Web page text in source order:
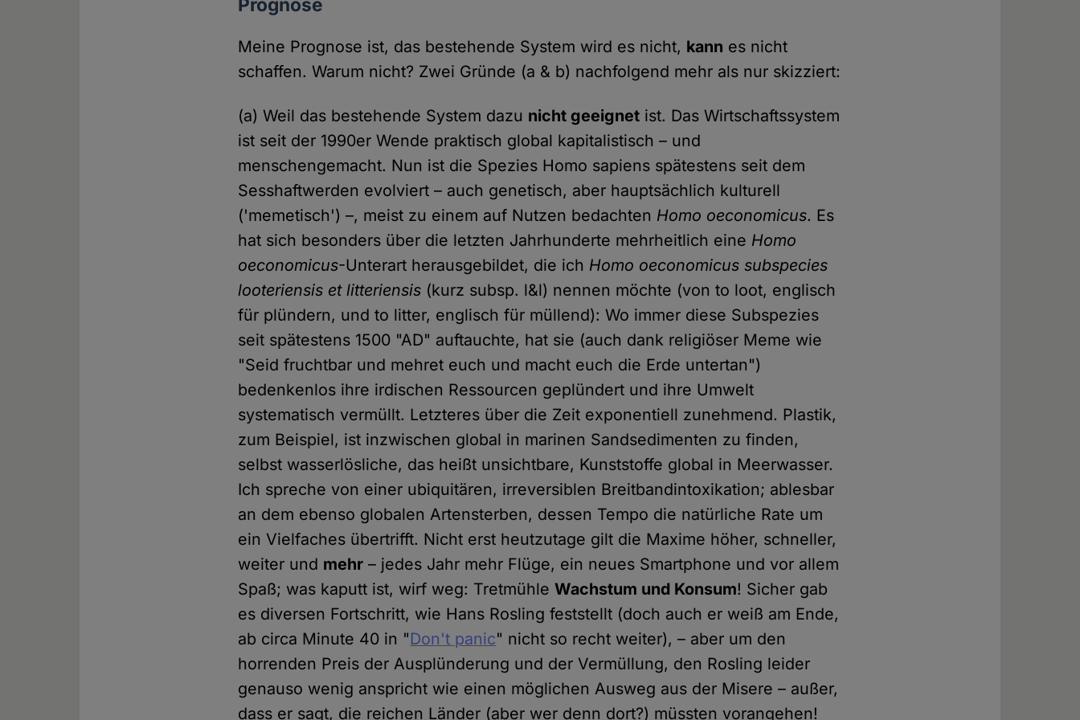
Prognose
Meine Prognose ist, das bestehende System wird es nicht, kann es nicht
schaffen. Warum nicht? Zwei Gründe (a & b) nachfolgend mehr als nur skizziert:
(a) Weil das bestehende System dazu nicht geeignet ist. Das Wirtschaftssystem
ist seit der 1990er Wende praktisch global kapitalistisch – und
menschengemacht. Nun ist die Spezies Homo sapiens spätestens seit dem
Sesshaftwerden evolviert – auch genetisch, aber hauptsächlich kulturell
('memetisch') –, meist zu einem auf Nutzen bedachten Homo oeconomicus. Es
hat sich besonders über die letzten Jahrhunderte mehrheitlich eine Homo
oeconomicus-Unterart herausgebildet, die ich Homo oeconomicus subspecies
looteriensis et litteriensis (kurz subsp. l&l) nennen möchte (von to loot, englisch
für plündern, und to litter, englisch für müllend): Wo immer diese Subspezies
seit spätestens 1500 "AD" auftauchte, hat sie (auch dank religiöser Meme wie
"Seid fruchtbar und mehret euch und macht euch die Erde untertan")
bedenkenlos ihre irdischen Ressourcen geplündert und ihre Umwelt
systematisch vermüllt. Letzteres über die Zeit exponentiell zunehmend. Plastik,
zum Beispiel, ist inzwischen global in marinen Sandsedimenten zu finden,
selbst wasserlösliche, das heißt unsichtbare, Kunststoffe global in Meerwasser.
Ich spreche von einer ubiquitären, irreversiblen Breitbandintoxikation; ablesbar
an dem ebenso globalen Artensterben, dessen Tempo die natürliche Rate um
ein Vielfaches übertrifft. Nicht erst heutzutage gilt die Maxime höher, schneller,
weiter und mehr – jedes Jahr mehr Flüge, ein neues Smartphone und vor allem
Spaß; was kaputt ist, wirf weg: TretmühleWachstum und Konsum! Sicher gab
es diversen Fortschritt, wie Hans Rosling feststellt (doch auch er weiß am Ende,
ab circa Minute 40 in "Don't panic" nicht so recht weiter), – aber um den
horrenden Preis der Ausplünderung und der Vermüllung, den Rosling leider
genauso wenig anspricht wie einen möglichen Ausweg aus der Misere – außer,
dass er sagt, die reichen Länder (aber wer denn dort?) müssten vorangehen!